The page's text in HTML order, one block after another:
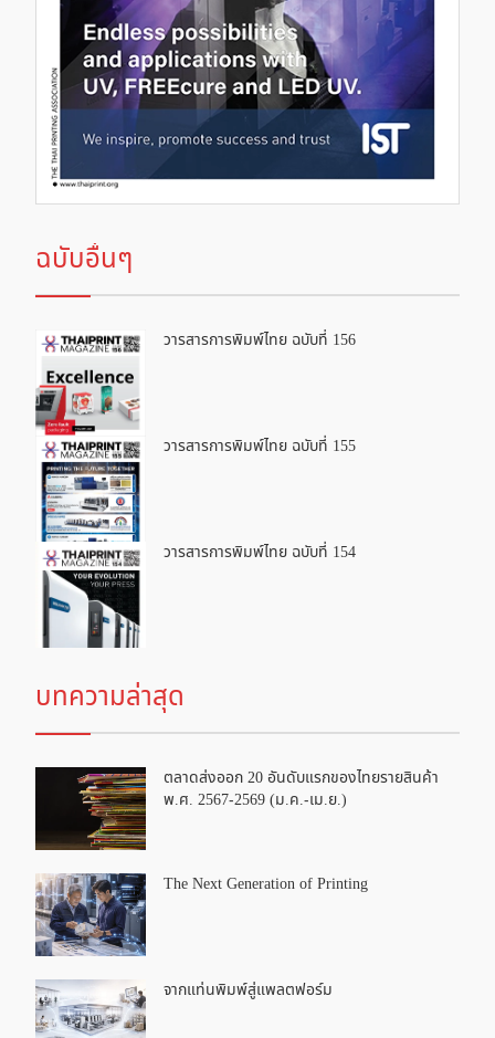
ฉบับอื่นๆ
วารสารการพิมพ์ไทย ฉบับที่ 156
วารสารการพิมพ์ไทย ฉบับที่ 155
วารสารการพิมพ์ไทย ฉบับที่ 154
บทความล่าสุด
ตลาดส่งออก 20 อันดับแรกของไทยรายสินค้า
พ.ศ. 2567-2569 (ม.ค.-เม.ย.)
The Next Generation of Printing
จากแท่นพิมพ์สู่แพลตฟอร์ม